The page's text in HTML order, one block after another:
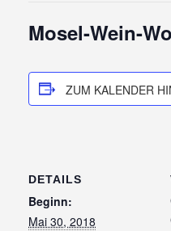
Mosel-Wein-
ZUM KALENDER
DETAILS
Beginn:
Mai 30, 2018